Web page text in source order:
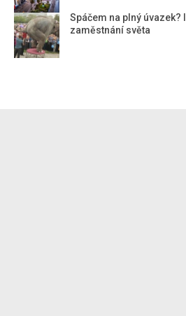
Spáčem na plný
zaměstnání světa